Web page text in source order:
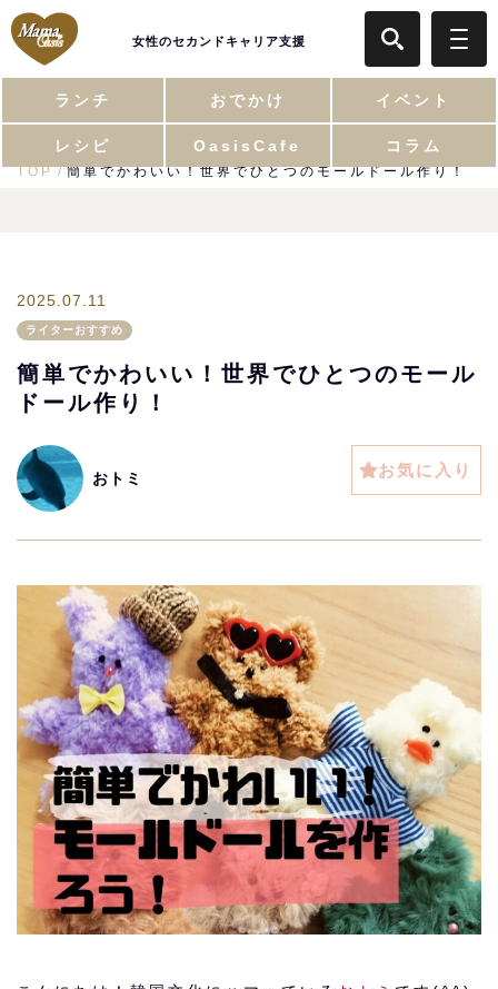
女性のセカンドキャリア支援
ランチ おでかけ イベント
レシピ OasisCafe コラム
TOP 簡単でかわいい！世界でひとつのモールドール作り！
2025.07.11
ライターおすすめ
簡単でかわいい！世界でひとつのモール
ドール作り！
おトミ お気に入り